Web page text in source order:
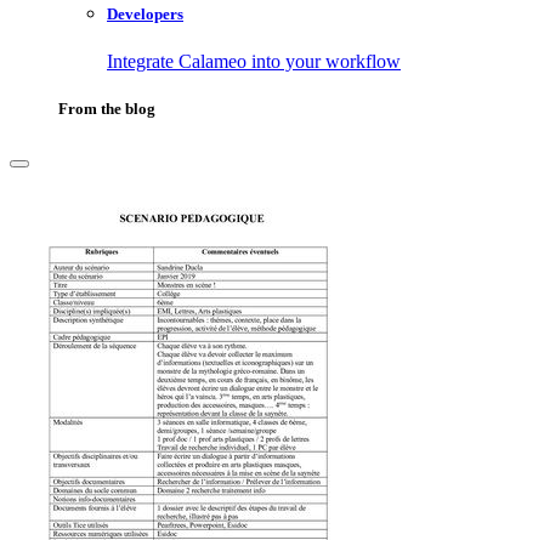
Developers
Integrate Calameo into your workflow
From the blog